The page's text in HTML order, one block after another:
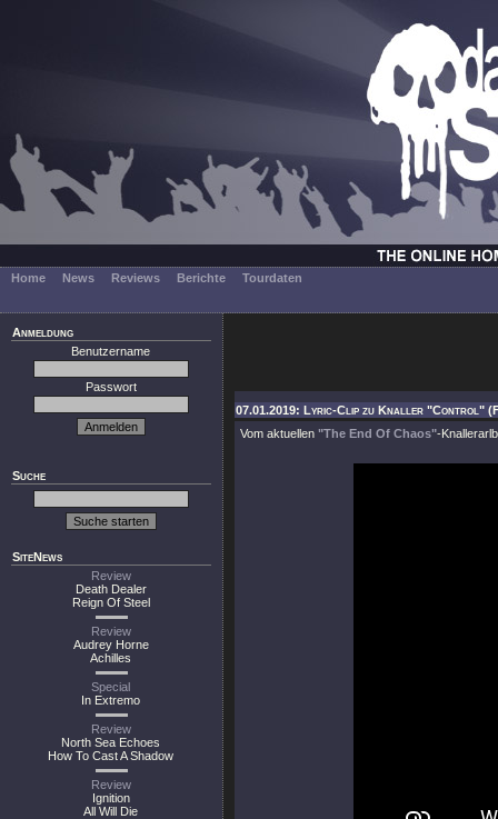
Home News Reviews Berichte Tourdaten
Anmeldung
Benutzername
Passwort
Suche
SiteNews
Review
Death Dealer
Reign Of Steel
Review
Audrey Horne
Achilles
Special
In Extremo
Review
North Sea Echoes
How To Cast A Shadow
Review
Ignition
All Will Die
07.01.2019: Lyric-Clip zu Knaller "Control"
Vom aktuellen "The End Of Chaos"-